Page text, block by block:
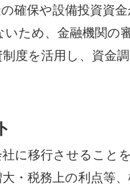
確保や設備投資資
ため、金融機関の
度を活用し、資金
に移行させること
・税務上の利点等